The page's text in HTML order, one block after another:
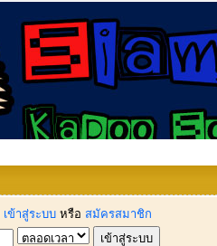
เข้าสู่ระบบ หรือ สมัครสมาชิก